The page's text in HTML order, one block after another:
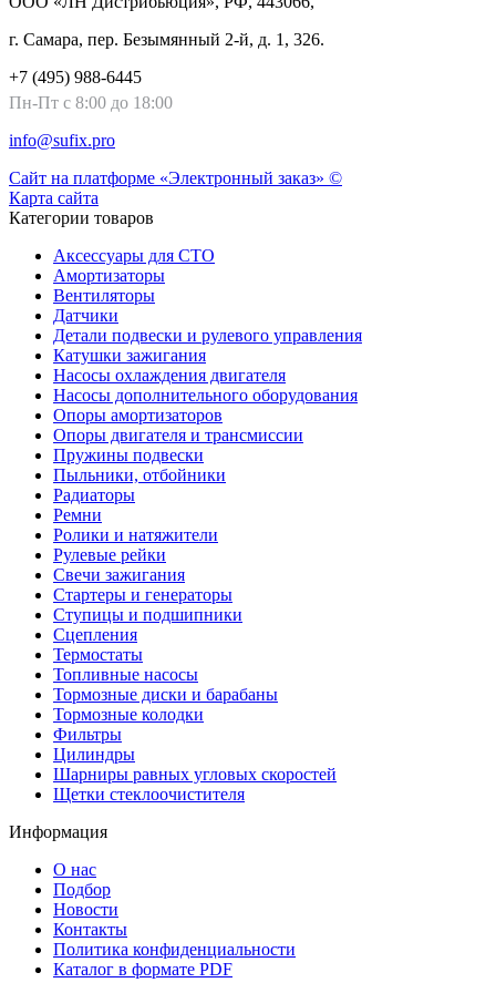
г. Самара, пер. Безымянный 2-й, д. 1, 326.
+7 (495) 988-6445
Пн-Пт с 8:00 до 18:00
info@sufix.pro
Сайт на платформе «Электронный заказ» ©
Карта сайта
Категории товаров
Аксессуары для СТО
Амортизаторы
Вентиляторы
Датчики
Детали подвески и рулевого управления
Катушки зажигания
Насосы охлаждения двигателя
Насосы дополнительного оборудования
Опоры амортизаторов
Опоры двигателя и трансмиссии
Пружины подвески
Пыльники, отбойники
Радиаторы
Ремни
Ролики и натяжители
Рулевые рейки
Свечи зажигания
Стартеры и генераторы
Ступицы и подшипники
Сцепления
Термостаты
Топливные насосы
Тормозные диски и барабаны
Тормозные колодки
Фильтры
Цилиндры
Шарниры равных угловых скоростей
Щетки стеклоочистителя
Информация
О нас
Подбор
Новости
Контакты
Политика конфиденциальности
Каталог в формате PDF